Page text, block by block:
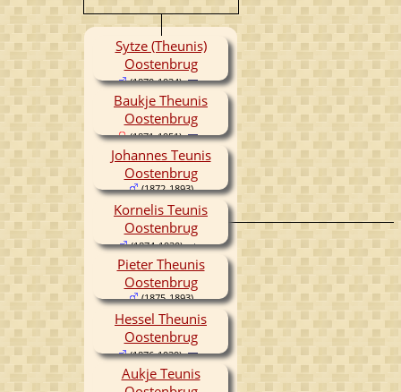
Sytze (Theunis)
Oostenbrug
(1870-1934)
Baukje Theunis
Oostenbrug
(1871-1951)
Johannes Teunis
Oostenbrug
(1872-1893)
Pieter Theunis
Oostenbrug
(1875-1893)
Hessel Theunis
Oostenbrug
(1876-1939)
Aukje Teunis
Kornelis Teunis
Oostenbrug
(1874-1930)